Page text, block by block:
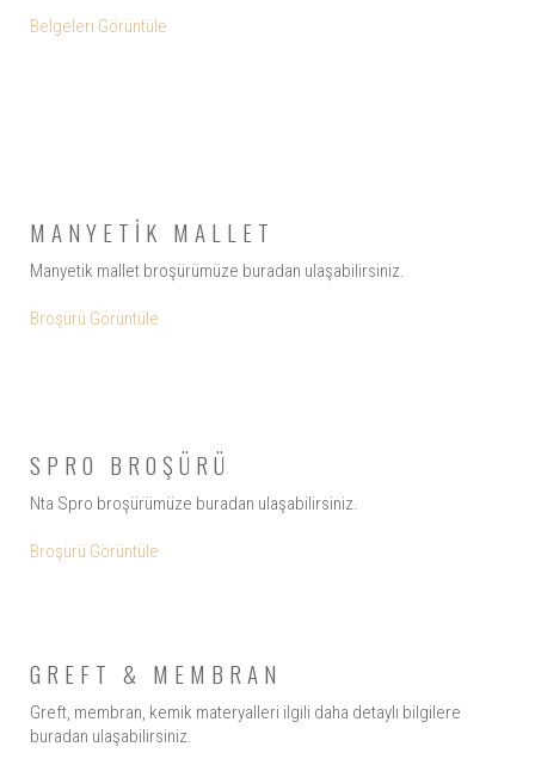
Belgeleri Görüntüle
MANYETİK MALLET
Manyetik mallet broşürümüze buradan ulaşabilirsiniz.
Broşürü Görüntüle
SPRO BROŞÜRÜ
Nta Spro broşürümüze buradan ulaşabilirsiniz.
Broşürü Görüntüle
GREFT & MEMBRAN
Greft, membran, kemik materyalleri ilgili daha detaylı bilgilere
buradan ulaşabilirsiniz.